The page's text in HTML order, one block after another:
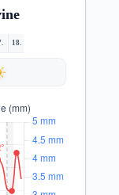
18.